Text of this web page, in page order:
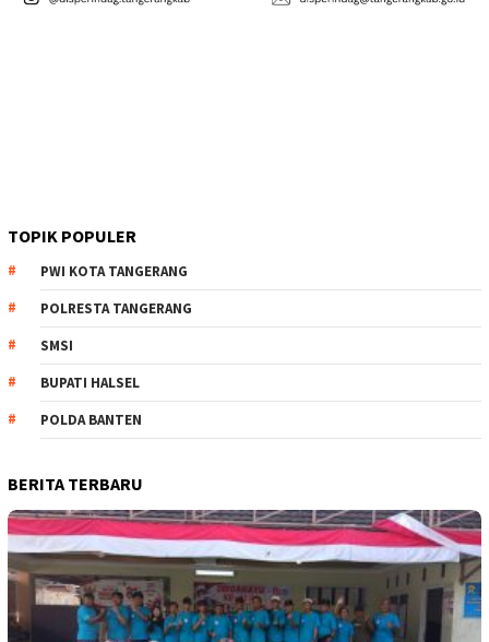
TOPIK POPULER
PWI KOTA TANGERANG
POLRESTA TANGERANG
SMSI
BUPATI HALSEL
POLDA BANTEN
BERITA TERBARU